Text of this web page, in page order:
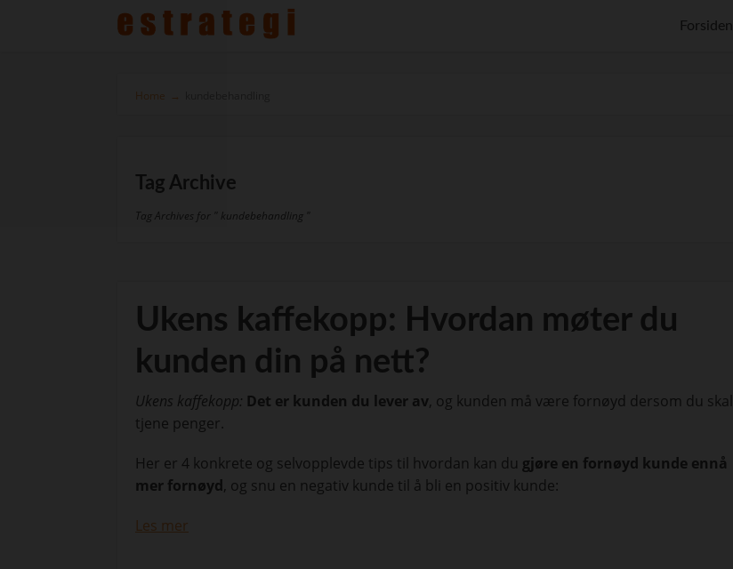
Forsiden
Home →
Tag Archive
Tag Archives for " kundebehandling "
Ukens kaffekopp: Hvordan møter du
kunden din på nett?
Ukens kaffekopp: Det er kunden du lever av, og kunden må være fornøyd dersom du skal
tjene penger.
Her er 4 konkrete og selvopplevde tips til hvordan kan du gjøre en fornøyd kunde ennå
mer fornøyd, og snu en negativ kunde til å bli en positiv kunde:
Les mer